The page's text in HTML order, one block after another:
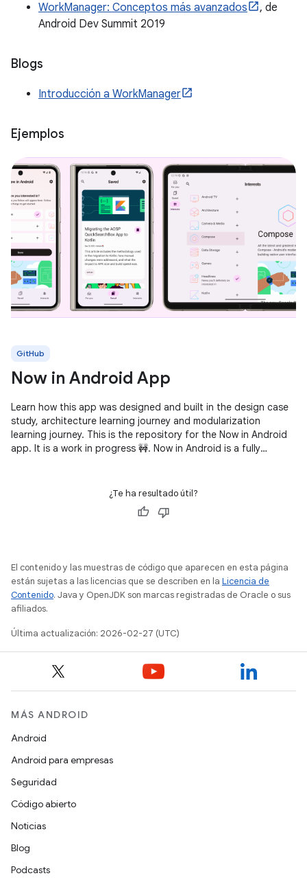
WorkManager: Conceptos más avanzados
, de
Android Dev Summit 2019
Blogs
Introducción a WorkManager
Ejemplos
GitHub
Now in Android App
Learn how this app was designed and built in the design case
study, architecture learning journey and modularization
learning journey. This is the repository for the Now in Android
app. It is a work in progress 🚧. Now in Android is a fully
¿Te ha resultado útil?
El contenido y las muestras de código que aparecen en esta página
están sujetas a las licencias que se describen en la Licencia de
Contenido. Java y OpenJDK son marcas registradas de Oracle o sus
afiliados.
Última actualización: 2026-02-27 (UTC)
MÁS ANDROID
Android
Android para empresas
Seguridad
Código abierto
Noticias
Blog
Podcasts